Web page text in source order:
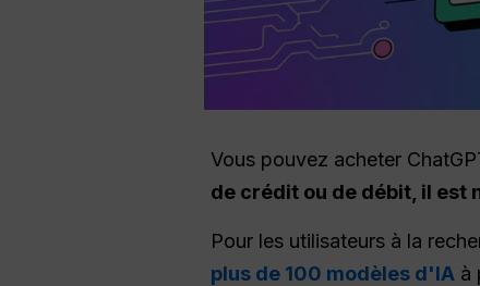
Vous pouvez acheter
de crédit ou de débit, il est
Pour les utilisateurs à la
plus de 100 modèles d'IA à